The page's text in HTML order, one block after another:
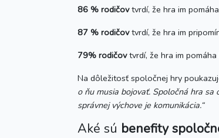
86 % rodičovtvrdí, že hra im
87 % rodičovtvrdí, že hra im
79% rodičovtvrdí, že hra im
Na dôležitosť spoločnej hry
o ňu musia bojovať. Spoločná hra
správnej výchove je komunikácia.“
Aké sú benefity